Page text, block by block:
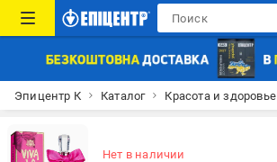
Эпицентр К Каталог Красота и здоровье
Нет в наличии